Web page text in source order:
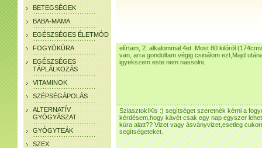
BETEGSÉGEK
BABA-MAMA
EGÉSZSÉGES ÉLETMÓD
FOGYÓKÚRA
EGÉSZSÉGES
TÁPLÁLKOZÁS
VITAMINOK
SZÉPSÉGÁPOLÁS
ALTERNATÍV
GYÓGYÁSZAT
GYÓGYTEÁK
SZEX
elírtam, 2. alkalommal 4et. Most 80 kilóról
van, arra gondoltam végig csinálom ezt,Majd
igyekszem este nem nassolni.
Sziasztok!Kis :) segítséget szeretnék kérni a
kérdésem,hogy kávét csak egy nap egyszer
kúra alatt?? Vizet vagy ásványvizet,esetleg
segítségeteket.